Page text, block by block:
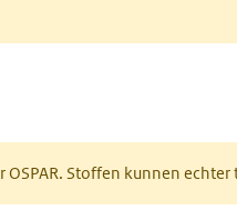
OSPAR. Stoffen kunnen